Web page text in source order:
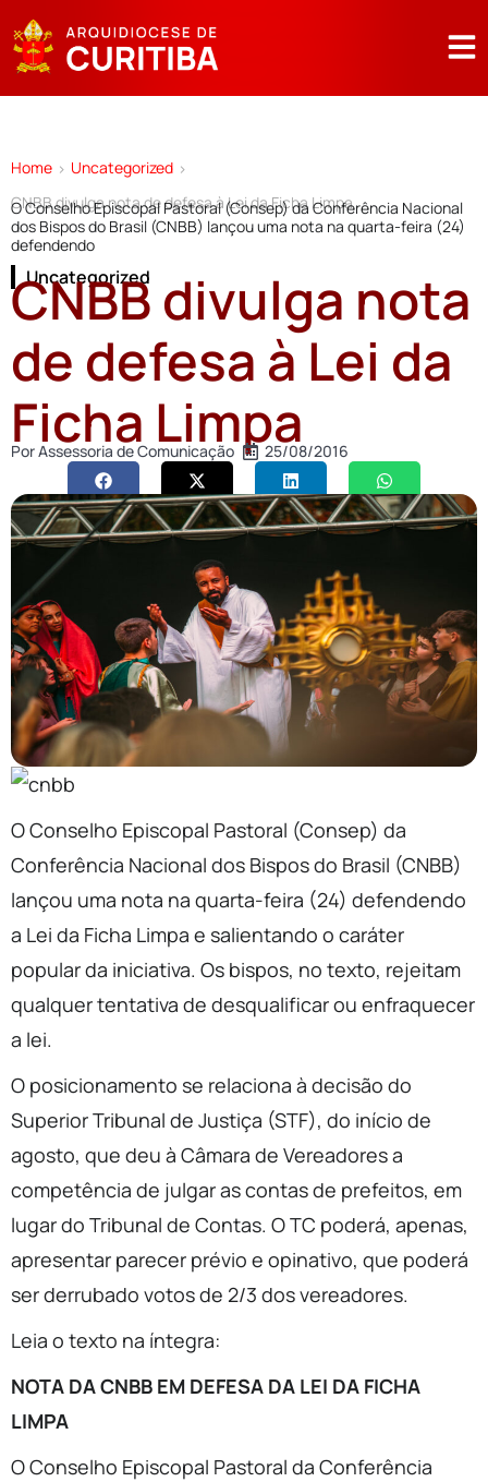
Home > Uncategorized >
CNBB divulga nota de defesa à Lei da Ficha Limpa
O Conselho Episcopal Pastoral (Consep) da Conferência Nacional
dos Bispos do Brasil (CNBB) lançou uma nota na quarta-feira (24)
defendendo
Uncategorized
CNBB divulga nota
de defesa à Lei da
Ficha Limpa
PorAssessoria de Comunicação 25/08/2016
O Conselho Episcopal Pastoral (Consep) da
Conferência Nacional dos Bispos do Brasil (CNBB)
lançou uma nota na quarta-feira (24) defendendo
a Lei da Ficha Limpa e salientando o caráter
popular da iniciativa. Os bispos, no texto, rejeitam
qualquer tentativa de desqualificar ou enfraquecer
a lei.
O posicionamento se relaciona à decisão do
Superior Tribunal de Justiça (STF), do início de
agosto, que deu à Câmara de Vereadores a
competência de julgar as contas de prefeitos, em
lugar do Tribunal de Contas. O TC poderá, apenas,
apresentar parecer prévio e opinativo, que poderá
ser derrubado votos de 2/3 dos vereadores.
Leia o texto na íntegra:
NOTA DA CNBB EM DEFESA DA LEI DA FICHA
LIMPA
O Conselho Episcopal Pastoral da Conferência